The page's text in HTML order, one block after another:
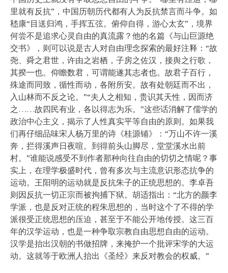
里就有反抗”，中国历朝历代都有人为反抗禁言而斗争。如
嵇康“目送归鸿，手挥五弦。俯仰自得，游心太玄”，境界
何尝不是追求心灵自由的真流露？他的名篇《与山巨源绝
交书》，则可以说是古人对自由理念探索的最好注释：“故
尧、舜之君世，许由之岩栖，子房之佐汉，接舆之行歌，
其揆一也。仰瞻数君，可谓能遂其志者也。故君子百行，
殊途而同致，循性而动，各附所安。故有处朝廷而不出，
入山林而不反之论。”“夫人之相知，贵识其天性，因而济
之……故四民有业，各以得志为乐。”这些话消解了儒学的
政治中心主义，揭示了人性真实平等自由的原则。如果我
们再仔细品味宋人杨万里的诗《桂源铺》：“万山不许一溪
奔，拦得溪声日夜喧。到得前头山脚尽，堂堂溪水出前
村。”谁能说感受不到作者那种向往自由的切切之情呢？事
实上，在理学极盛时代，曾有多次与主流意识形态抗争的
运动。王阳明的运动就是反抗朱子的正统思想的。李卓吾
则因反抗一切正宗而被拘捕下狱。胡适指出：“北方的颜李
学派，也是反对正统的程朱思想的，当时这个了不得的学
派很受正统思想的压迫，甚至于不能公开地传授。这三百
年的汉学运动，也是一种争取宗教自由思想自由的运动。
汉学是抬出汉朝的书做招牌，来掩护一个批评宋学的大运
动。这就等于欧洲人抬出《圣经》来反对教会的权威。”